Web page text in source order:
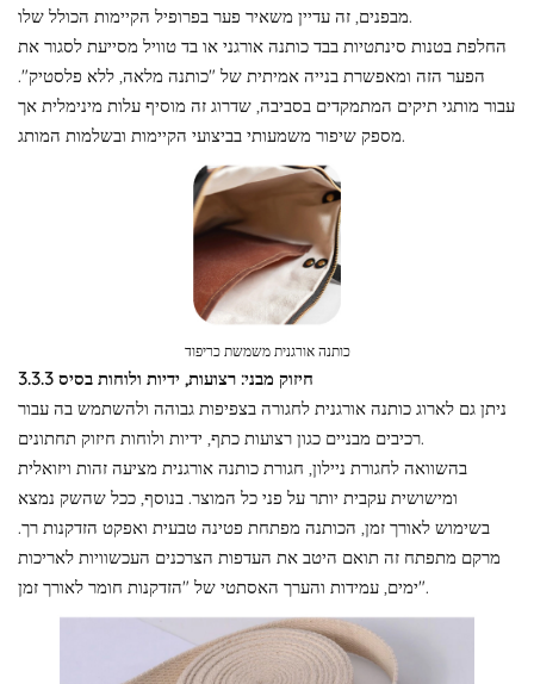
מבפנים, זה עדיין משאיר פער בפרופיל הקיימות הכולל שלו.
החלפת בטנות סינתטיות בבד כותנה אורגני או בד טוויל מסייעת לסגור את
הפער הזה ומאפשרת בנייה אמיתית של "כותנה מלאה, ללא פלסטיק".
עבור מותגי תיקים המתמקדים בסביבה, שדרוג זה מוסיף עלות מינימלית אך
מספק שיפור משמעותי בביצועי הקיימות ובשלמות המותג.
כותנה אורגנית משמשת כריפוד
3.3.3 חיזוק מבני: רצועות, ידיות ולוחות בסיס
ניתן גם לארוג כותנה אורגנית לחגורה בצפיפות גבוהה ולהשתמש בה עבור
רכיבים מבניים כגון רצועות כתף, ידיות ולוחות חיזוק תחתונים.
בהשוואה לחגורת ניילון, חגורת כותנה אורגנית מציעה זהות ויזואלית
ומישושית עקבית יותר על פני כל המוצר. בנוסף, ככל שהשק נמצא
בשימוש לאורך זמן, הכותנה מפתחת פטינה טבעית ואפקט הזדקנות רך.
מרקם מתפתח זה תואם היטב את העדפות הצרכנים העכשוויות לאריכות
ימים, עמידות והערך האסתטי של "הזדקנות חומר לאורך זמן".